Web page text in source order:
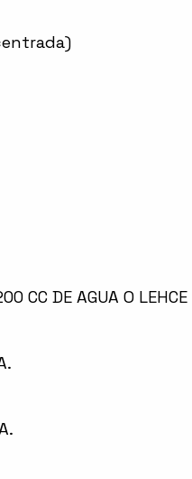
CC DE AGUA O